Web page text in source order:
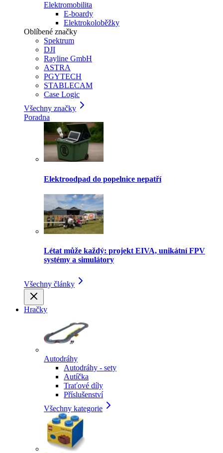
Elektromobilita
E-boardy
Elektrokoloběžky
Oblíbené značky
Spektrum
DJI
Rayline GmbH
ASTRA
PGYTECH
STABLECAM
Case Logic
Všechny značky
Poradna
Elektroodpad do popelnice nepatří
Létat může každý: projekt EIVA, unikátní FPV
systémy a simulátory
Všechny články
Hračky
Autodráhy
Autodráhy - sety
Autíčka
Traťové díly
Příslušenství
Všechny kategorie